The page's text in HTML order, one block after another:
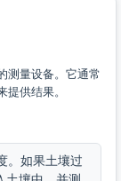
测量设备。它通常
供结果。
。如果土壤过